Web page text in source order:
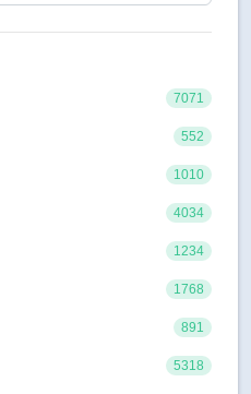
7071
552
1010
4034
1234
1768
891
5318